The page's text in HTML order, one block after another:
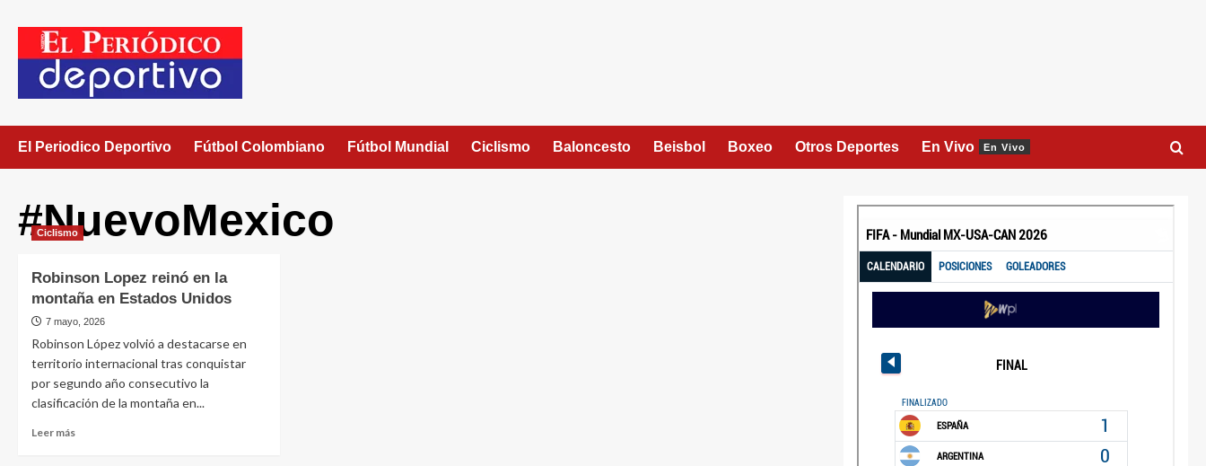
El Periodico Deportivo Fútbol Colombiano Fútbol Mundial Ciclismo Baloncesto Beisbol Boxeo Otros Deportes En Vivo En Vivo
#NuevoMexico
Ciclismo
Robinson Lopez reinó en la
montaña en Estados Unidos
7 mayo, 2026
Robinson López volvió a destacarse en
territorio internacional tras conquistar
por segundo año consecutivo la
clasificación de la montaña en...
Leer más